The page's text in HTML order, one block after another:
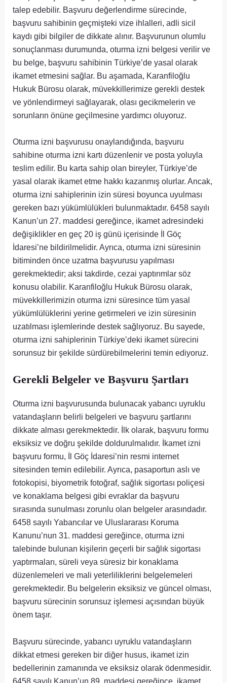
talep edebilir. Başvuru değerlendirme sürecinde,
başvuru sahibinin geçmişteki vize ihlalleri, adli sicil
kaydı gibi bilgiler de dikkate alınır. Başvurunun olumlu
sonuçlanması durumunda, oturma izni belgesi verilir ve
bu belge, başvuru sahibinin Türkiye’de yasal olarak
ikamet etmesini sağlar. Bu aşamada, Karanfiloğlu
Hukuk Bürosu olarak, müvekkillerimize gerekli destek
ve yönlendirmeyi sağlayarak, olası gecikmelerin ve
sorunların önüne geçilmesine yardımcı oluyoruz.
Oturma izni başvurusu onaylandığında, başvuru
sahibine oturma izni kartı düzenlenir ve posta yoluyla
teslim edilir. Bu karta sahip olan bireyler, Türkiye’de
yasal olarak ikamet etme hakkı kazanmış olurlar. Ancak,
oturma izni sahiplerinin izin süresi boyunca uyulması
gereken bazı yükümlülükleri bulunmaktadır. 6458 sayılı
Kanun’un 27. maddesi gereğince, ikamet adresindeki
değişiklikler en geç 20 iş günü içerisinde İl Göç
İdaresi’ne bildirilmelidir. Ayrıca, oturma izni süresinin
bitiminden önce uzatma başvurusu yapılması
gerekmektedir; aksi takdirde, cezai yaptırımlar söz
konusu olabilir. Karanfiloğlu Hukuk Bürosu olarak,
müvekkillerimizin oturma izni süresince tüm yasal
yükümlülüklerini yerine getirmeleri ve izin süresinin
uzatılması işlemlerinde destek sağlıyoruz. Bu sayede,
oturma izni sahiplerinin Türkiye’deki ikamet sürecini
sorunsuz bir şekilde sürdürebilmelerini temin ediyoruz.
Gerekli Belgeler ve Başvuru Şartları
Oturma izni başvurusunda bulunacak yabancı uyruklu
vatandaşların belirli belgeleri ve başvuru şartlarını
dikkate alması gerekmektedir. İlk olarak, başvuru formu
eksiksiz ve doğru şekilde doldurulmalıdır. İkamet izni
başvuru formu, İl Göç İdaresi’nin resmi internet
sitesinden temin edilebilir. Ayrıca, pasaportun aslı ve
fotokopisi, biyometrik fotoğraf, sağlık sigortası poliçesi
ve konaklama belgesi gibi evraklar da başvuru
sırasında sunulması zorunlu olan belgeler arasındadır.
6458 sayılı Yabancılar ve Uluslararası Koruma
Kanunu’nun 31. maddesi gereğince, oturma izni
talebinde bulunan kişilerin geçerli bir sağlık sigortası
yaptırmaları, süreli veya süresiz bir konaklama
düzenlemeleri ve mali yeterliliklerini belgelemeleri
gerekmektedir. Bu belgelerin eksiksiz ve güncel olması,
başvuru sürecinin sorunsuz işlemesi açısından büyük
önem taşır.
Başvuru sürecinde, yabancı uyruklu vatandaşların
dikkat etmesi gereken bir diğer husus, ikamet izin
bedellerinin zamanında ve eksiksiz olarak ödenmesidir.
6458 sayılı Kanun’un 89. maddesi gereğince, ikamet